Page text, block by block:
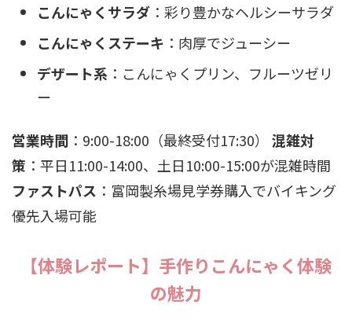
こんにゃくサラダ ：彩り豊かなヘルシーサラダ
こんにゃくステーキ ：肉厚でジューシー
デザート系 ：こんにゃくプリン、フルーツゼリ
ー
営業時間 ：9:00-18:00（最終受付17:30） 混雑対
策 ：平日11:00-14:00、土日10:00-15:00が混雑時間
ファストパス ：富岡製糸場見学券購入でバイキング
優先入場可能
【体験レポート】手作りこんにゃく体験
の魅力